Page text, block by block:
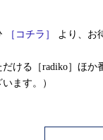
［コチラ］ より、お
ける［radiko］ほか
ます。）